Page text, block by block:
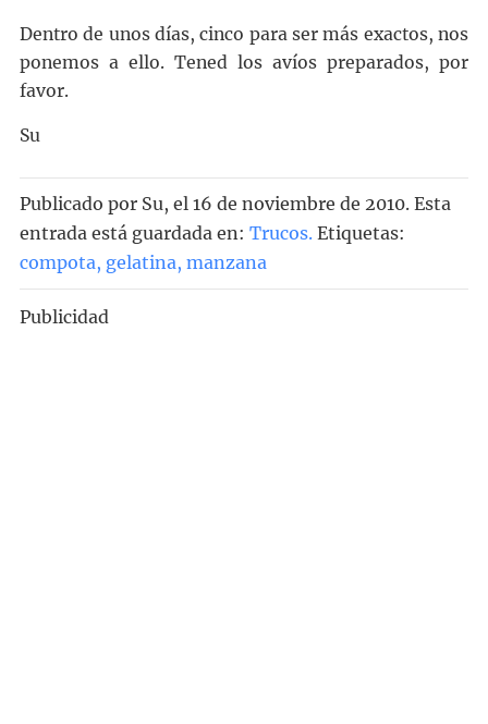
Dentro de unos días, cinco para ser más exactos, nos
ponemos a ello. Tened los avíos preparados, por
favor.
Su
Publicado por Su, el 16 de noviembre de 2010. Esta
entrada está guardada en: Trucos. Etiquetas:
compota, gelatina, manzana
Publicidad